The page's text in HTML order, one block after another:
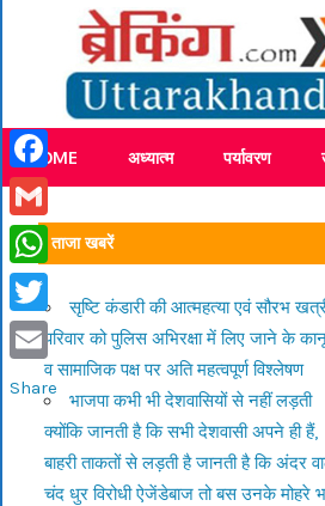
content
Breaking News Uttarakhand
HOME अध्यात्म पर्यावरण
ताजा खबरें
सृष्टि कंडारी की आत्महत्या एवं सौरभ
परिवार को पुलिस अभिरक्षा में लिए जाने के
व सामाजिक पक्ष पर अति महत्वपूर्ण विश्लेषण
भाजपा कभी भी देशवासियों से नहीं लड़ती
क्योंकि जानती है कि सभी देशवासी अपने ही हैं,
बाहरी ताकतों से लड़ती है जानती है कि अंदर
चंद धुर विरोधी ऐजेंडेबाज तो बस उनके मोहरे
Facebook
Gmail
WhatsApp
Twitter
Email
Share